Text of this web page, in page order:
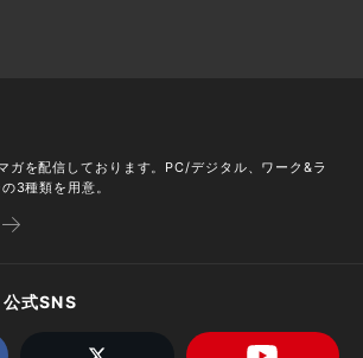
ガを配信しております。PC/デジタル、ワーク&ラ
3種類を用意。
式SNS